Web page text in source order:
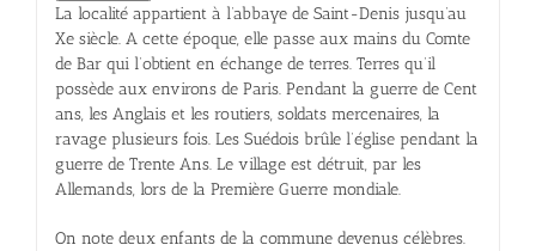
La localité appartient à l’abbaye de Saint-Denis jusqu’au
Xe siècle. A cette époque, elle passe aux mains du Comte
de Bar qui l’obtient en échange de terres. Terres qu’il
possède aux environs de Paris. Pendant la guerre de Cent
ans, les Anglais et les routiers, soldats mercenaires, la
ravage plusieurs fois. Les Suédois brûle l’église pendant la
guerre de Trente Ans. Le village est détruit, par les
Allemands, lors de la Première Guerre mondiale.
On note deux enfants de la commune devenus célèbres.